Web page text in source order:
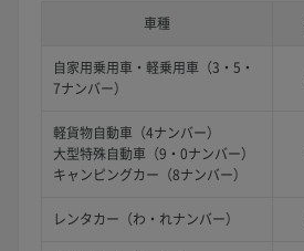
車種
自家用乗用車・軽乗用車（3・5・
7ナンバー）
軽貨物自動車（4ナンバー）
大型特殊自動車（9・0ナンバー）
キャンピングカー（8ナンバー）
レンタカー（わ・れナンバー）